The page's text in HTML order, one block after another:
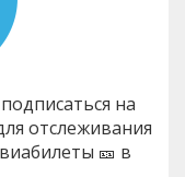
на
отслеживания
🎫 в